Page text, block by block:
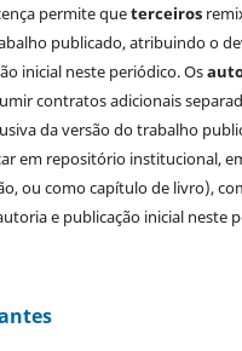
permite queterceiros
publicado, atribuindo o
inicial neste periódico. Os
contratos adicionais
da versão do trabalho
em repositório institucional,
ou como capítulo de livro),
e publicação inicial neste